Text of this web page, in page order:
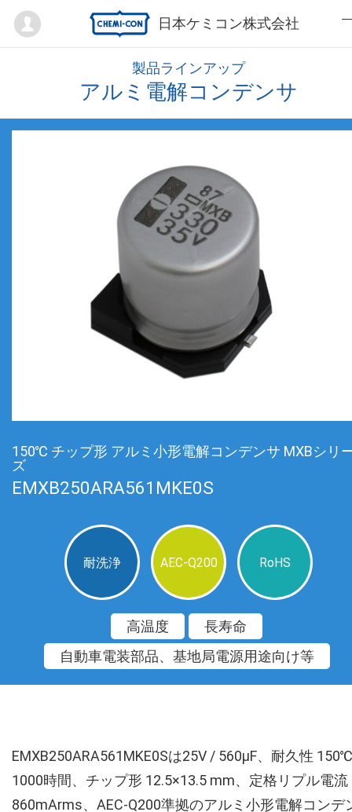
日本ケミコン株式会社
Mypage
製品ラインアップ
アルミ電解コンデンサ
150℃ チップ形 アルミ小形電解コンデンサ MXBシリ
ズ
EMXB250ARA561MKE0S
耐洗浄 AEC-Q200 RoHS
高温度
長寿命
自動車電装部品、基地局電源用途向け等
EMXB250ARA561MKE0Sは25V / 560µF、耐久性 150℃
1000時間、チップ形 12.5×13.5 mm、定格リプル電流
860mArms、AEC-Q200準拠のアルミ小形電解コンデ